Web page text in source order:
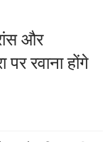
और
पर रवाना होंगे